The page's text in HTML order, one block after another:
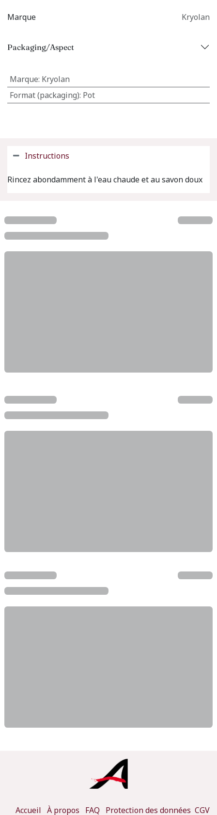
Marque Kryolan
Packaging/Aspect
Marque: Kryolan
Format (packaging): Pot
Instructions
Rincez abondamment à l'eau chaude et au savon doux
Accueil À propos FAQ Protection des données CGV